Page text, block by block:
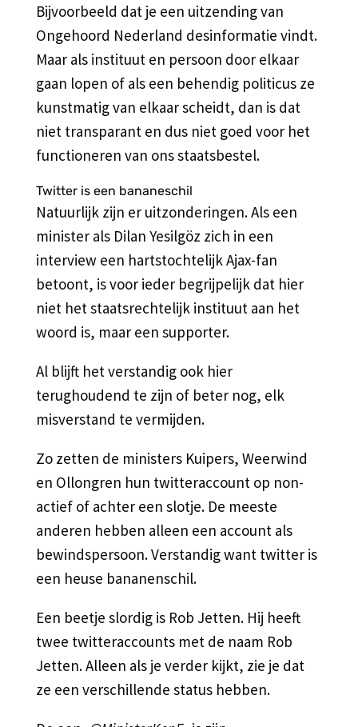
Bijvoorbeeld dat je een uitzending van
Ongehoord Nederland desinformatie vindt.
Maar als instituut en persoon door elkaar
gaan lopen of als een behendig politicus ze
kunstmatig van elkaar scheidt, dan is dat
niet transparant en dus niet goed voor het
functioneren van ons staatsbestel.
Twitter is een bananeschil
Natuurlijk zijn er uitzonderingen. Als een
minister als Dilan Yesilgöz zich in een
interview een hartstochtelijk Ajax-fan
betoont, is voor ieder begrijpelijk dat hier
niet het staatsrechtelijk instituut aan het
woord is, maar een supporter.
Al blijft het verstandig ook hier
terughoudend te zijn of beter nog, elk
misverstand te vermijden.
Zo zetten de ministers Kuipers, Weerwind
en Ollongren hun twitteraccount op non-
actief of achter een slotje. De meeste
anderen hebben alleen een account als
bewindspersoon. Verstandig want twitter is
een heuse bananenschil.
Een beetje slordig is Rob Jetten. Hij heeft
twee twitteraccounts met de naam Rob
Jetten. Alleen als je verder kijkt, zie je dat
ze een verschillende status hebben.